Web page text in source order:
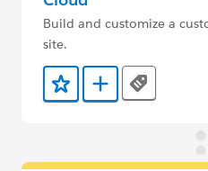
Build and customize a
site.
Aggiunto ai preferiti
Aggiungi a Trailmix
Tags